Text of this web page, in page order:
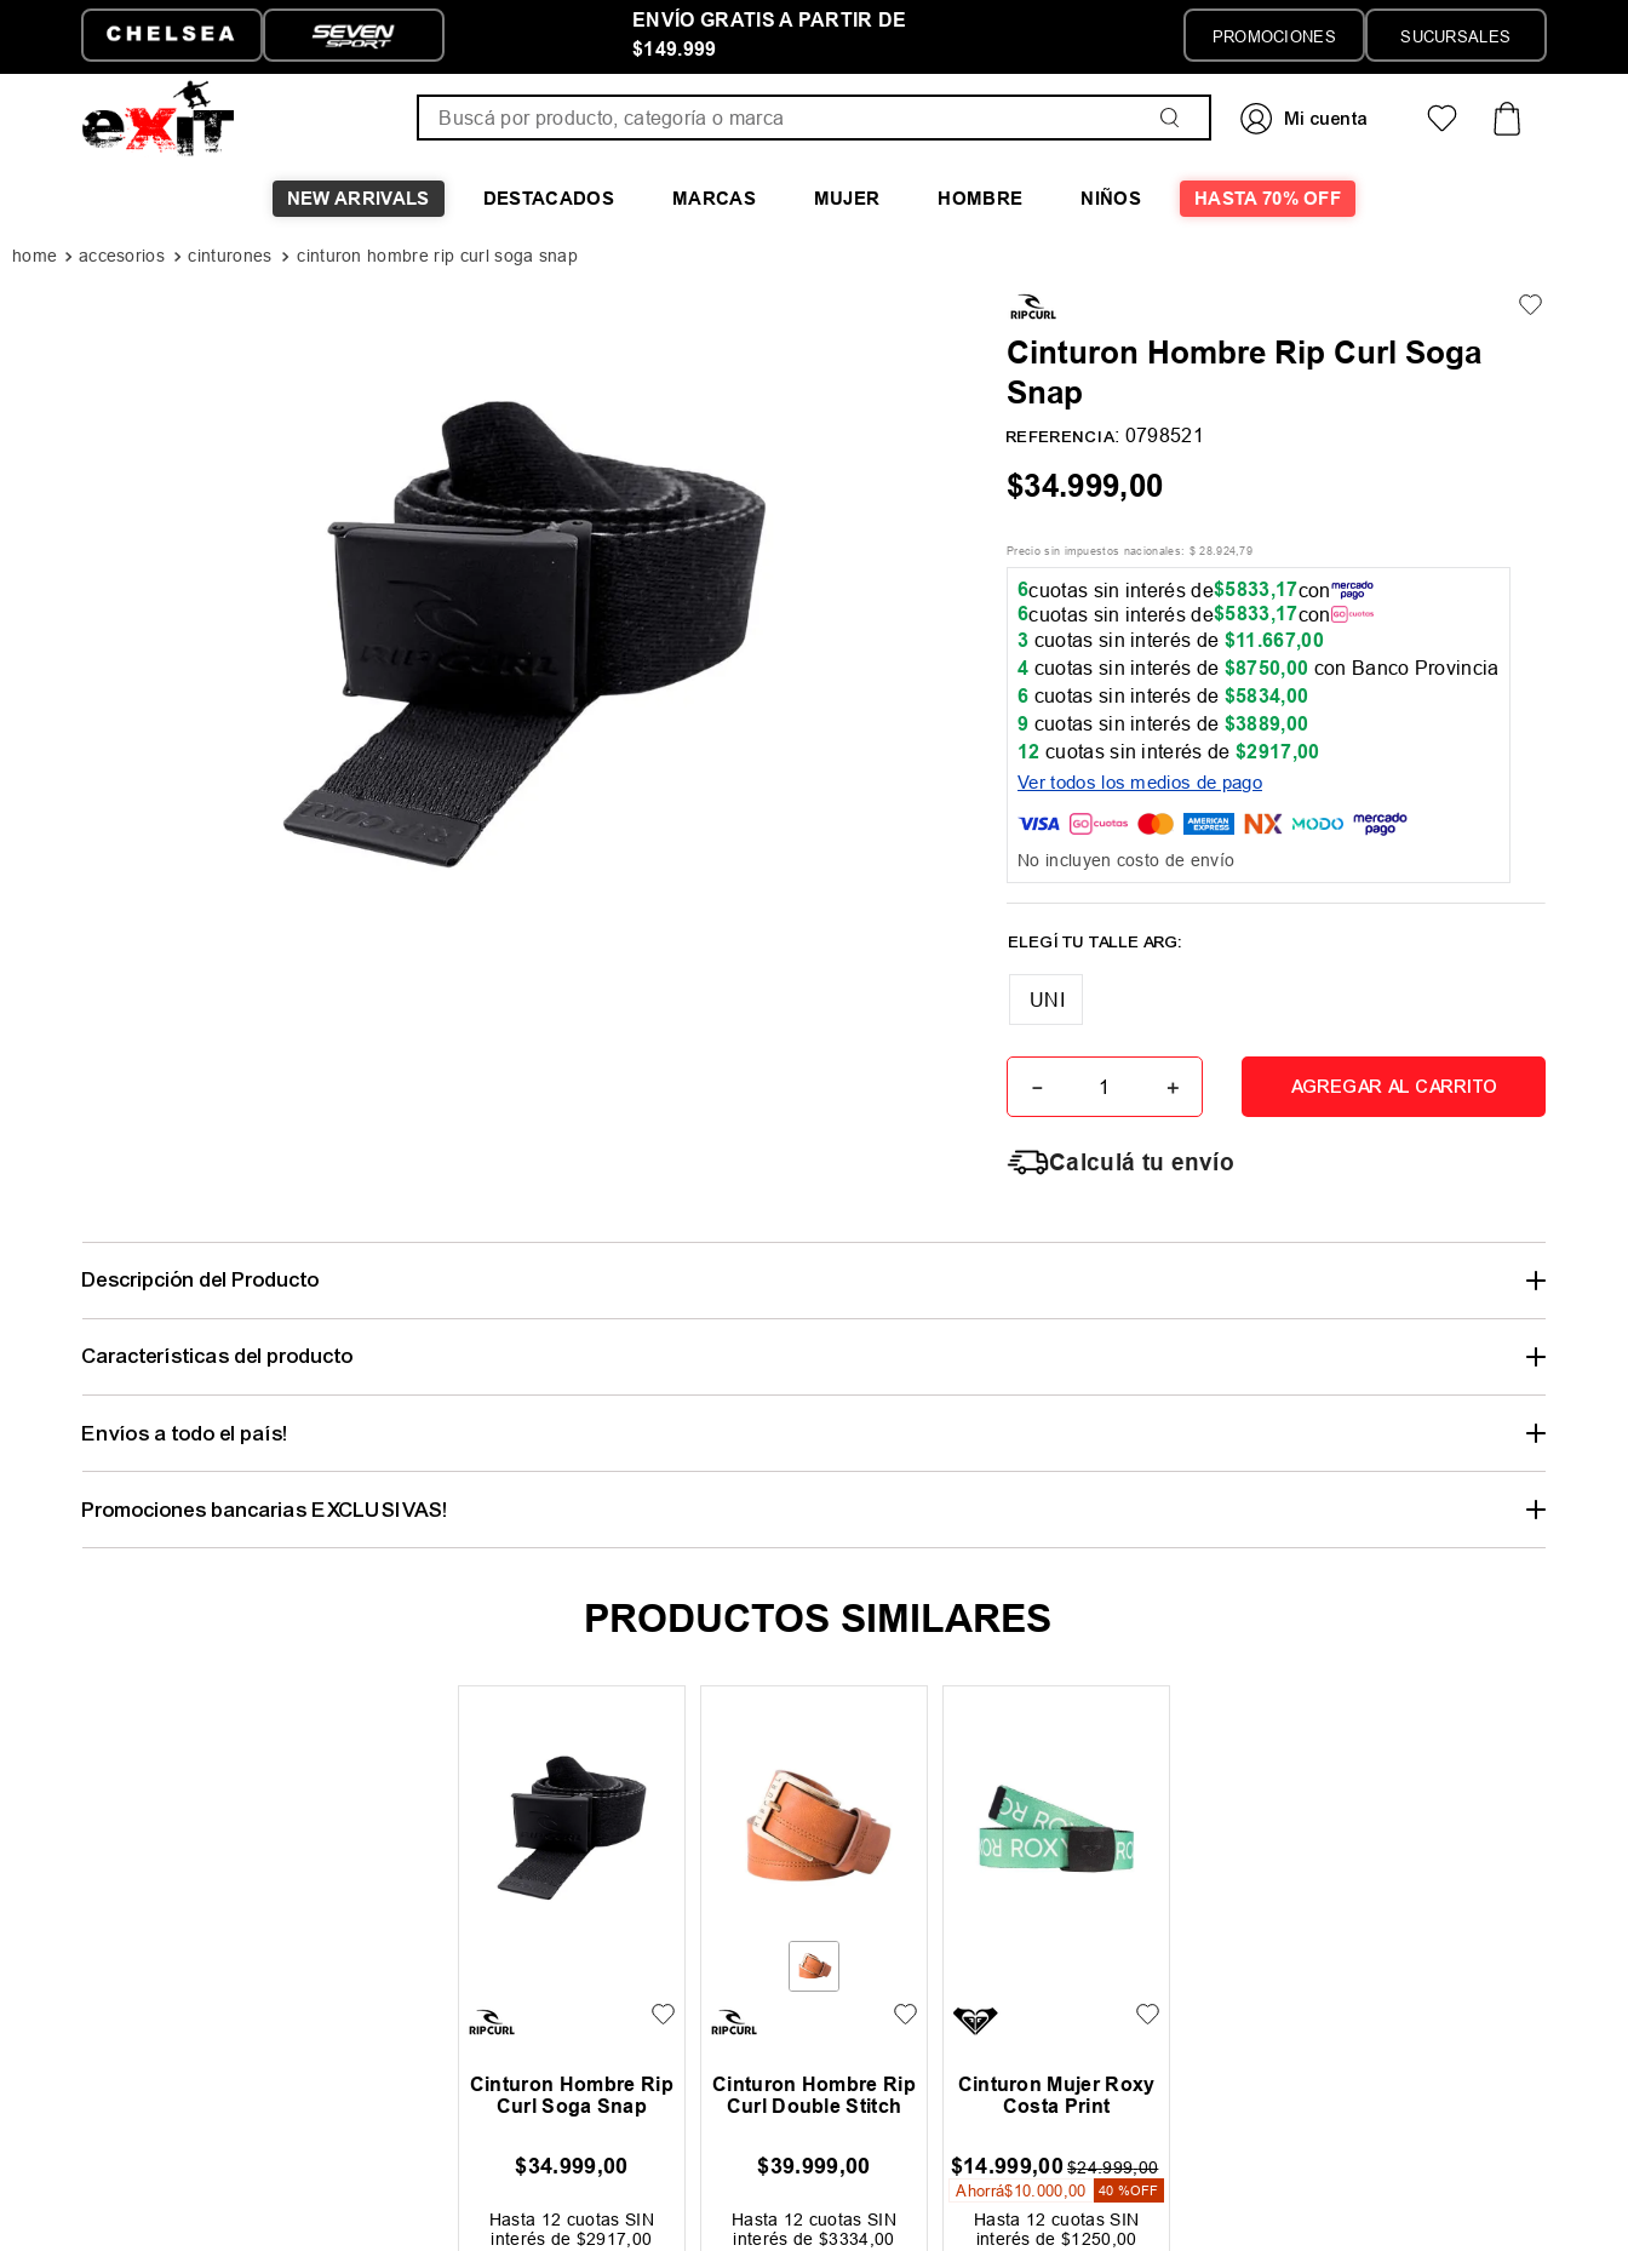
ENVÍO GRATIS A PARTIR DE
$149.999
PROMOCIONES SUCURSALES
NEW ARRIVALS DESTACADOS MARCAS MUJER HOMBRE NIÑOS HASTA 70% OFF
accesorios cinturones cinturon hombre rip curl soga snap
Cinturon Hombre Rip Curl Soga
Snap
REFERENCIA: 0798521
$34.999,00
Precio sin impuestos nacionales: $ 28.924,79
6cuotas sin interés de$5833,17con
6cuotas sin interés de$5833,17con
3 cuotas sin interés de $11 .667,00
4 cuotas sin interés de $8750,00 con Banco Provincia
6 cuotas sin interés de $5834,00
9 cuotas sin interés de $3889,00
12 cuotas sin interés de$2917,00
Ver todos los medios de pago
No incluyen costo de envío
UNI
＋
－ AGREGAR AL CARRITO
Calculá tu envío
Descripción del Producto
Características del producto
Envíos a todo el país!
Promociones bancarias EXCLUSIVAS!
PRODUCTOS SIMILARES
Cinturon Hombre Rip
Curl Soga Snap
$34.999,00
Hasta 12 cuotas SIN
interés de $2917 00
Cinturon Hombre Rip
Curl Double Stitch
$39.999,00
Hasta 12 cuotas SIN
interés de $3334 00
Cinturon Mujer Roxy
Costa Print
$14.999,00$24.999,00
Ahorrá$10 000 00 40 %OFF
Hasta 12 cuotas SIN
interés de$1250 ,00